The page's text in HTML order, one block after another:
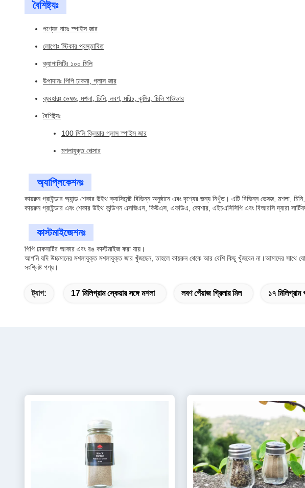
বৈশিষ্ট্যঃ
পণ্যের নামঃ স্পাইস জার
লোগোঃ স্টিকার প্রস্তাবিত
ক্যাপাসিটিঃ ১০০ মিলি
উপাদানঃ পিপি ঢাকনা, গ্লাস জার
ব্যবহারঃ ভেষজ, মশলা, চিনি, লবণ, মরিচ, কুমির, চিলি পাউডার
বৈশিষ্ট্যঃ
100 মিলি ক্লিয়ার গ্লাস স্পাইস জার
মশলাযুক্ত শেক্সার
অ্যাপ্লিকেশনঃ
কায়রুন গ্রাইন্ডার অ্যান্ড শেকার উইথ ক্যাসিমেন্ট বিভিন্ন অনুষ্ঠানে এবং দৃশ্যের জন্য নিখুঁত। এটি বিভিন্ন ভেষজ, মশলা,
কায়রুন গ্রাইন্ডার এবং শেকার উইথ কন্ডিশন এসজিএস, কিউএস, এফডিএ, কোশার, এইচএসিসিপি এবং বিআরসি দ্বারা
কাস্টমাইজেশনঃ
পিপি ঢাকনাটির আকার এবং রঙ কাস্টমাইজ করা যায়।
আপনি যদি উচ্চমানের মশলাযুক্ত মশলাযুক্ত জার খুঁজছেন, তাহলে কায়রুন থেকে আর বেশি কিছু খুঁজবেন না।আমাদের
সংশ্লিষ্ট পণ্য।
ট্যাগ: 17 মিলিগ্রাম স্কেয়ার সঙ্গে মশলা লবণ পেঁয়াজ গ্রিলার মিল ১৭ মিলিগ্রাম